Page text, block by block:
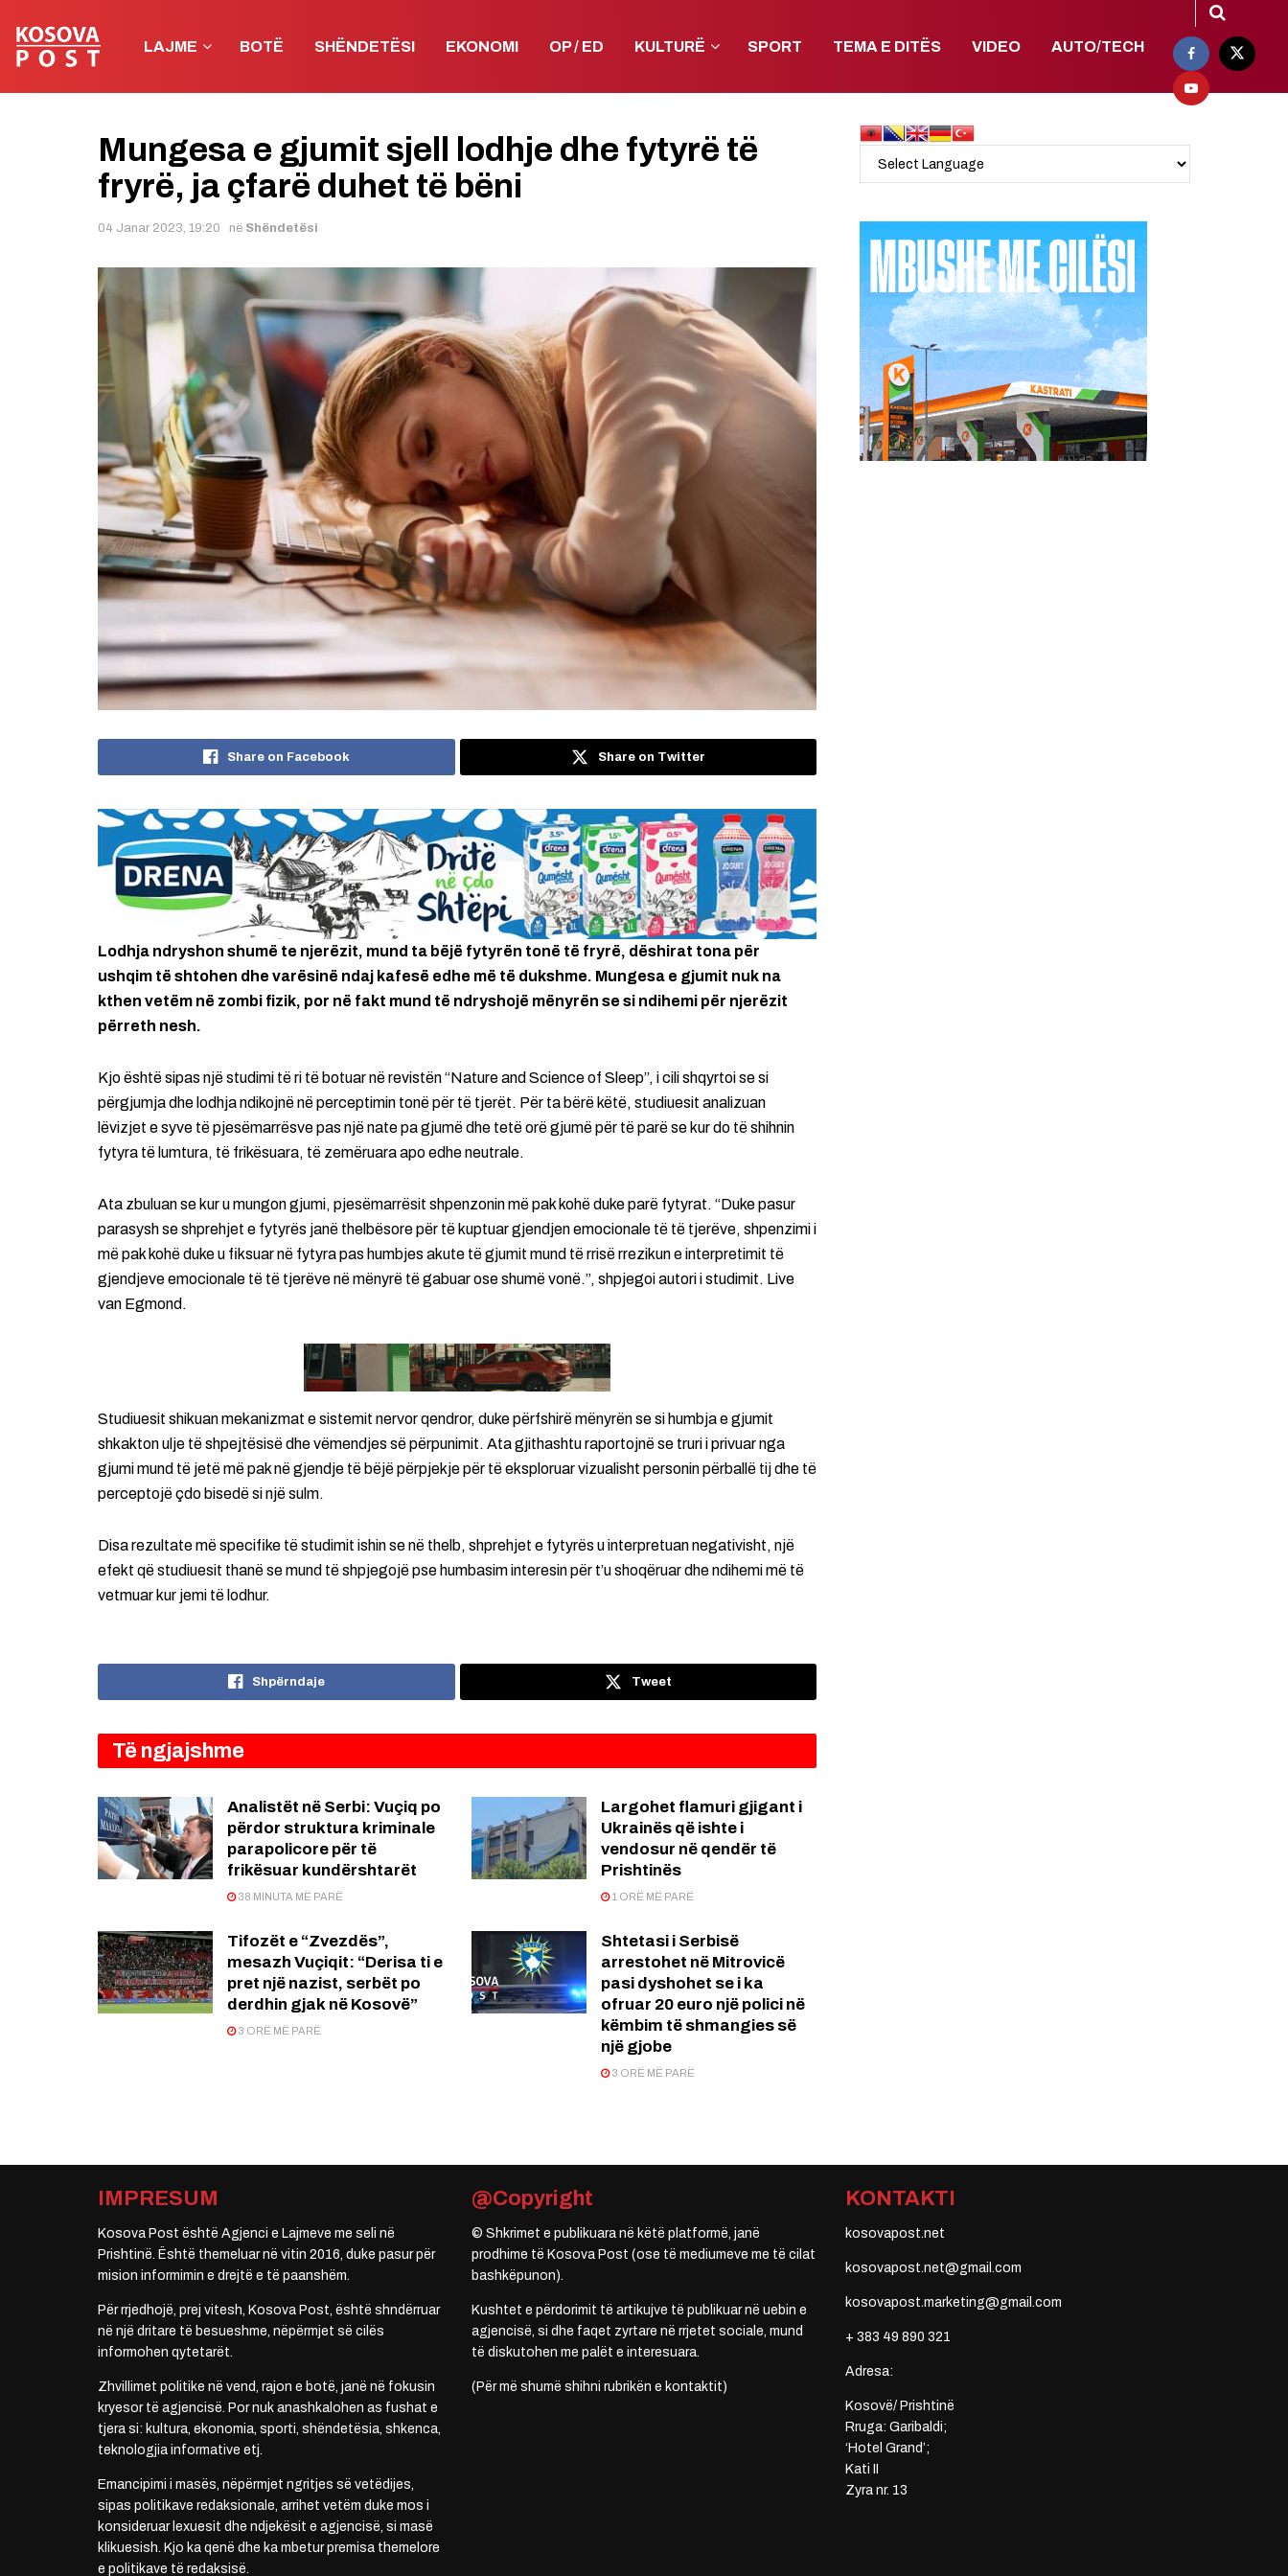
LAJME BOTË SHËNDETËSI EKONOMI OP / ED KULTURË SPORT TEMA E DITËS VIDEO AUTO/TECH
Mungesa e gjumit sjell lodhje dhe fytyrë të
fryrë, ja çfarë duhet të bëni
04 Janar 2023, 19:20 në Shëndetësi
Share on Facebook Share on Twitter
Lodhja ndryshon shumë te njerëzit, mund ta bëjë fytyrën tonë të fryrë, dëshirat tona për
ushqim të shtohen dhe varësinë ndaj kafesë edhe më të dukshme. Mungesa e gjumit nuk na
kthen vetëm në zombi fizik, por në fakt mund të ndryshojë mënyrën se si ndihemi për njerëzit
përreth nesh.
Kjo është sipas një studimi të ri të botuar në revistën “Nature and Science of Sleep”, i cili shqyrtoi se si
përgjumja dhe lodhja ndikojnë në perceptimin tonë për të tjerët. Për ta bërë këtë, studiuesit analizuan
lëvizjet e syve të pjesëmarrësve pas një nate pa gjumë dhe tetë orë gjumë për të parë se kur do të shihnin
fytyra të lumtura, të frikësuara, të zemëruara apo edhe neutrale.
Ata zbuluan se kur u mungon gjumi, pjesëmarrësit shpenzonin më pak kohë duke parë fytyrat. “Duke pasur
parasysh se shprehjet e fytyrës janë thelbësore për të kuptuar gjendjen emocionale të të tjerëve, shpenzimi i
më pak kohë duke u fiksuar në fytyra pas humbjes akute të gjumit mund të rrisë rrezikun e interpretimit të
gjendjeve emocionale të të tjerëve në mënyrë të gabuar ose shumë vonë.”, shpjegoi autori i studimit. Live
van Egmond.
Studiuesit shikuan mekanizmat e sistemit nervor qendror, duke përfshirë mënyrën se si humbja e gjumit
shkakton ulje të shpejtësisë dhe vëmendjes së përpunimit. Ata gjithashtu raportojnë se truri i privuar nga
gjumi mund të jetë më pak në gjendje të bëjë përpjekje për të eksploruar vizualisht personin përballë tij dhe të
perceptojë çdo bisedë si një sulm.
Disa rezultate më specifike të studimit ishin se në thelb, shprehjet e fytyrës u interpretuan negativisht, një
efekt që studiuesit thanë se mund të shpjegojë pse humbasim interesin për t’u shoqëruar dhe ndihemi më të
vetmuar kur jemi të lodhur.
Shpërndaje Tweet
Të ngjajshme
Analistët në Serbi: Vuçiq po
përdor struktura kriminale
parapolicore për të
frikësuar kundërshtarët
38 MINUTA MË PARË
Largohet flamuri gjigant i
Ukrainës që ishte i
vendosur në qendër të
Prishtinës
1 ORË MË PARË
Tifozët e “Zvezdës”,
mesazh Vuçiqit: “Derisa ti e
pret një nazist, serbët po
derdhin gjak në Kosovë”
3 ORË MË PARË
Shtetasi i Serbisë
arrestohet në Mitrovicë
pasi dyshohet se i ka
ofruar 20 euro një polici në
këmbim të shmangies së
një gjobe
3 ORË MË PARË
IMPRESUM
Kosova Post është Agjenci e Lajmeve me seli në
Prishtinë. Është themeluar në vitin 2016, duke pasur për
mision informimin e drejtë e të paanshëm.
Për rrjedhojë, prej vitesh, Kosova Post, është shndërruar
në një dritare të besueshme, nëpërmjet së cilës
informohen qytetarët.
Zhvillimet politike në vend, rajon e botë, janë në fokusin
kryesor të agjencisë. Por nuk anashkalohen as fushat e
tjera si: kultura, ekonomia, sporti, shëndetësia, shkenca,
teknologjia informative etj.
Emancipimi i masës, nëpërmjet ngritjes së vetëdijes,
sipas politikave redaksionale, arrihet vetëm duke mos i
konsideruar lexuesit dhe ndjekësit e agjencisë, si masë
klikuesish. Kjo ka qenë dhe ka mbetur premisa themelore
e politikave të redaksisë.
@Copyright
© Shkrimet e publikuara në këtë platformë, janë
prodhime të Kosova Post (ose të mediumeve me të cilat
bashkëpunon).
Kushtet e përdorimit të artikujve të publikuar në uebin e
agjencisë, si dhe faqet zyrtare në rrjetet sociale, mund
të diskutohen me palët e interesuara.
(Për më shumë shihni rubrikën e kontaktit)
KONTAKTI
kosovapost.net
kosovapost.net@gmail.com
kosovapost.marketing@gmail.com
+ 383 49 890 321
Adresa:
Kosovë/ Prishtinë
Rruga: Garibaldi;
‘Hotel Grand’;
Kati II
Zyra nr. 13